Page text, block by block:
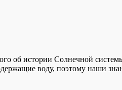
об истории Солнечной
воду, поэтому наши